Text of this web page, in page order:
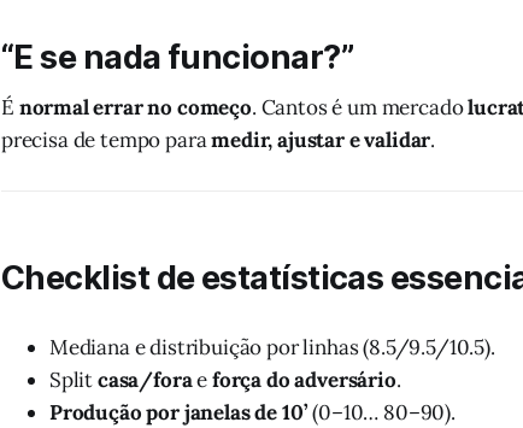
“E se nada funcionar?”
É normal errar no começo. Cantos é um mercado
precisa de tempo paramedir, ajustar e validar.
Checklist de estatísticas
Mediana e distribuição por linhas (8.5/9.5/10.5).
Splitcasa/foraeforça do adversário.
Produção por janelas de 10’(0–10… 80–90).